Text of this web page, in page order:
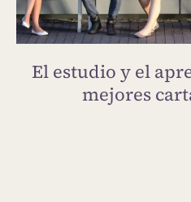
El estudio y el
mejores